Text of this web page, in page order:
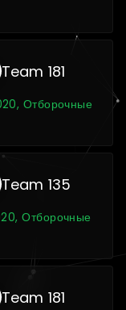
Team 181
Отборочные
Team 135
Отборочные
Team 181